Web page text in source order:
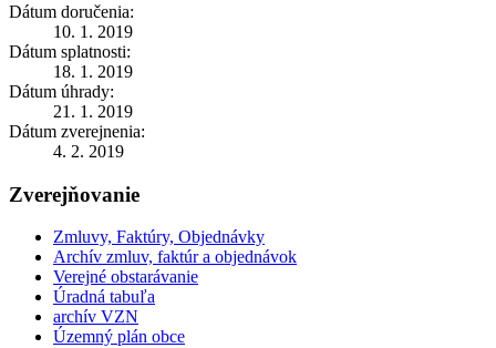
Dátum doručenia:
10. 1. 2019
Dátum splatnosti:
18. 1. 2019
Dátum úhrady:
21. 1. 2019
Dátum zverejnenia:
4. 2. 2019
Zverejňovanie
Zmluvy, Faktúry, Objednávky
Archív zmluv, faktúr a objednávok
Verejné obstarávanie
Úradná tabuľa
archív VZN
Územný plán obce